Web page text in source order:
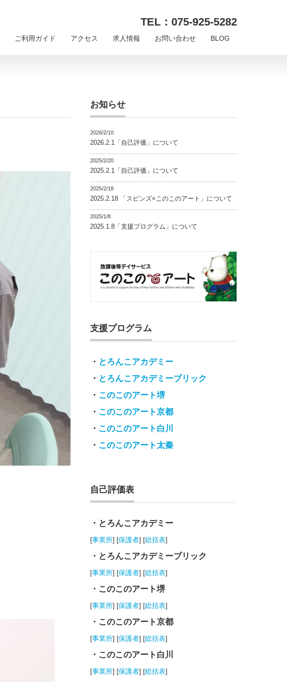
TEL：075-925-5282
ご利用ガイド アクセス 求人情報 お問い合わせ BLOG
お知らせ
2026/2/10
2026.2.1「自己評価」について
2025/2/20
2025.2.1「自己評価」について
2025/2/18
2025.2.18 「スピンズ×このこのアート」について
2025/1/8
2025.1.8「支援プログラム」について
支援プログラム
・ とろんこアカデミー
・ とろんこアカデミーブリック
・ このこのアート堺
・ このこのアート京都
・ このこのアート白川
・ このこのアート太秦
自己評価表
・とろんこアカデミー
[事業所] [保護者] [総括表]
・とろんこアカデミーブリック
[事業所] [保護者] [総括表]
・このこのアート堺
[事業所] [保護者] [総括表]
・このこのアート京都
[事業所] [保護者] [総括表]
・このこのアート白川
[事業所] [保護者] [総括表]